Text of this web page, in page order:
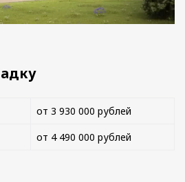
от 3 930 000 рублей
от 4 490 000 рублей